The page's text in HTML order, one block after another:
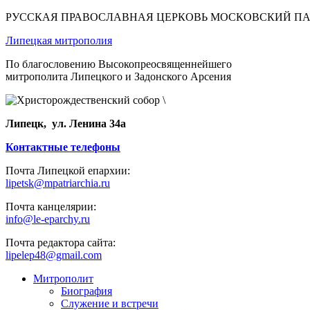
РУССКАЯ ПРАВОСЛАВНАЯ ЦЕРКОВЬ МОСКОВСКИЙ
Липецкая митрополия
По благословению Высокопреосвященнейшего
митрополита Липецкого и Задонского Арсения
Липецк, ул. Ленина 34а
Контактные телефоны
Почта Липецкой епархии:
lipetsk@mpatriarchia.ru
Почта канцелярии:
info@le-eparchy.ru
Почта редактора сайта:
lipelep48@gmail.com
Митрополит
Биография
Служение и встречи